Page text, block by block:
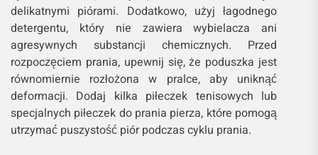
delikatnymi piórami. Dodatkowo, użyj łagodnego
detergentu, który nie zawiera wybielacza ani
agresywnych substancji chemicznych. Przed
rozpoczęciem prania, upewnij się, że poduszka jest
równomiernie rozłożona w pralce, aby uniknąć
deformacji. Dodaj kilka piłeczek tenisowych lub
specjalnych piłeczek do prania pierza, które pomogą
utrzymać puszystość piór podczas cyklu prania.